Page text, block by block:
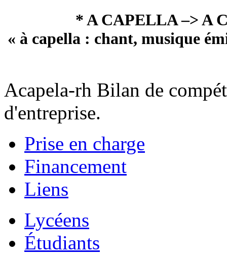
* A CAPELLA –> A
« à capella : chant, musique
Acapela-rh Bilan de
d'entreprise.
Prise en charge
Financement
Liens
Lycéens
Étudiants